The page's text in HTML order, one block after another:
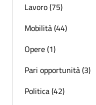
Lavoro (75)
Mobilità (44)
Opere (1)
Pari opportunità (3)
Politica (42)